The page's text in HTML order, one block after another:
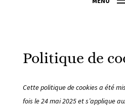
Politique de
Cette politique de cookies a été
fois le 24 mai 2025 et s’applique